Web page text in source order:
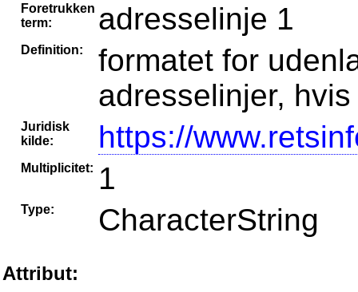
Foretrukken
term:
adresselinje 1
Definition:
formatet for
adresselinjer,
Juridisk
kilde:
https://
Multiplicitet: 1
Type: CharacterString
Attribut: